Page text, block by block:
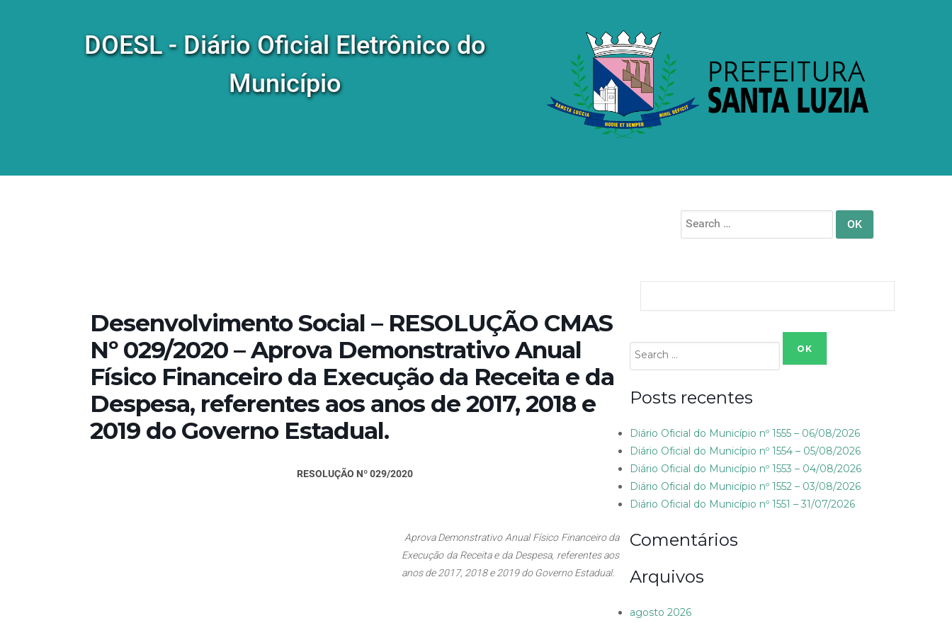
DOESL - Diário Oficial Eletrônico do
Município
Search
for:
Desenvolvimento Social – RESOLUÇÃO CMAS
Nº 029/2020 – Aprova Demonstrativo Anual
Físico Financeiro da Execução da Receita e da
Despesa, referentes aos anos de 2017, 2018 e
2019 do Governo Estadual.
RESOLUÇÃO Nº 029/2020
Aprova Demonstrativo Anual Físico Financeiro da
Execução da Receita e da Despesa, referentes aos
anos de 2017, 2018 e 2019 do Governo Estadual.
Search
for:
Posts recentes
Diário Oficial do Município nº 1555 – 06/08/2026
Diário Oficial do Município nº 1554 – 05/08/2026
Diário Oficial do Município nº 1553 – 04/08/2026
Diário Oficial do Município nº 1552 – 03/08/2026
Diário Oficial do Município nº 1551 – 31/07/2026
Comentários
Arquivos
agosto 2026